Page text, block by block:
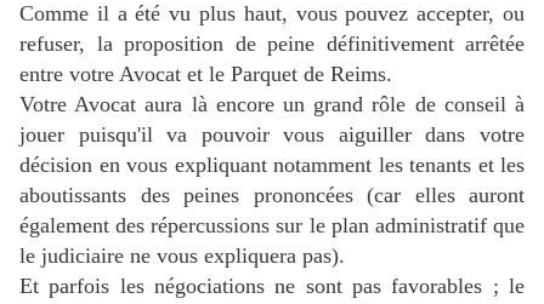
Comme il a été vu plus haut, vous pouvez accepter, ou
refuser, la proposition de peine définitivement arrêtée
entre votre Avocat et le Parquet de Reims.
Votre Avocat aura là encore un grand rôle de conseil à
jouer puisqu'il va pouvoir vous aiguiller dans votre
décision en vous expliquant notamment les tenants et les
aboutissants des peines prononcées (car elles auront
également des répercussions sur le plan administratif que
le judiciaire ne vous expliquera pas).
Et parfois les négociations ne sont pas favorables ; le